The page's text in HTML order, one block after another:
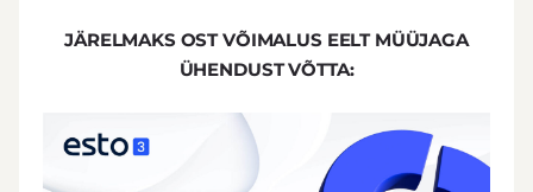
JÄRELMAKS OST VÕIMALUS EELT MÜÜJAGA
ÜHENDUST VÕTTA: